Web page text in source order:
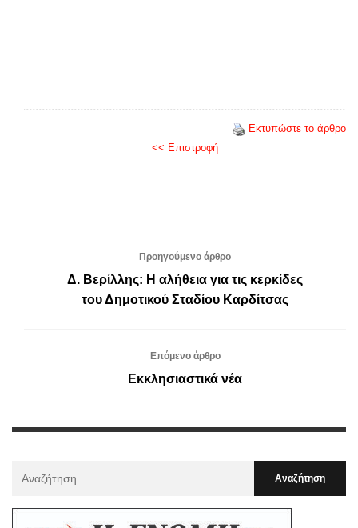
Εκτυπώστε το άρθρο
<< Επιστροφή
Προηγούμενο άρθρο
Δ. Βερίλλης: Η αλήθεια για τις κερκίδες
του Δημοτικού Σταδίου Καρδίτσας
Επόμενο άρθρο
Εκκλησιαστικά νέα
: